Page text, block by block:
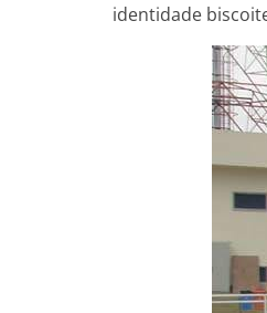
identidade